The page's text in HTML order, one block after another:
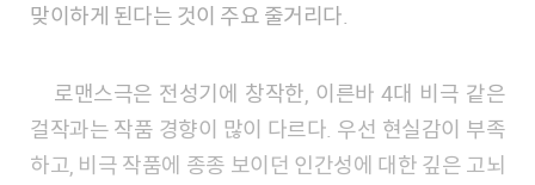
맞이하게 된다는 것이 주요 줄거리다.
로맨스극은 전성기에 창작한, 이른바 4대 비극 같은
걸작과는 작품 경향이 많이 다르다. 우선 현실감이 부족
하고, 비극 작품에 종종 보이던 인간성에 대한 깊은 고뇌